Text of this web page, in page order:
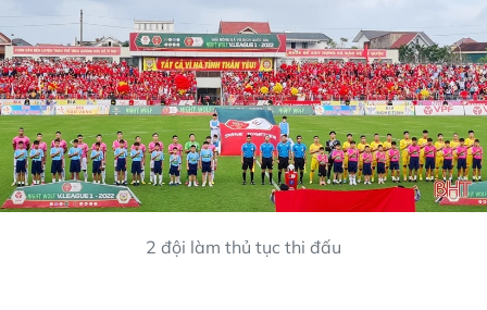
2 đội làm thủ tục thi đấu